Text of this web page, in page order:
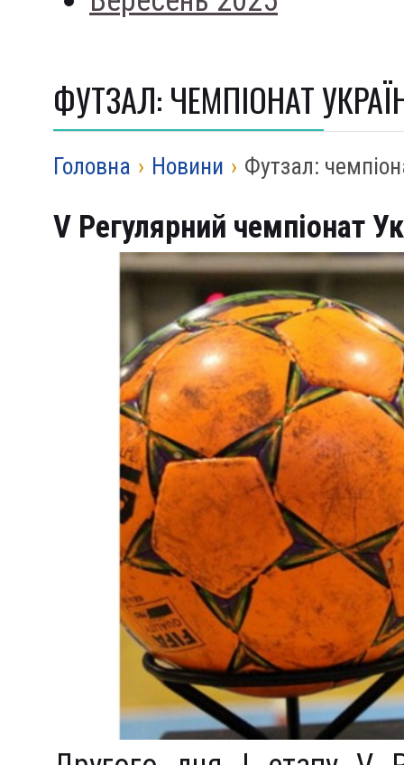
ФУТЗАЛ: ЧЕМПІОНАТ
Головна › Новини › Футзал:
V Регулярний чемпіонат